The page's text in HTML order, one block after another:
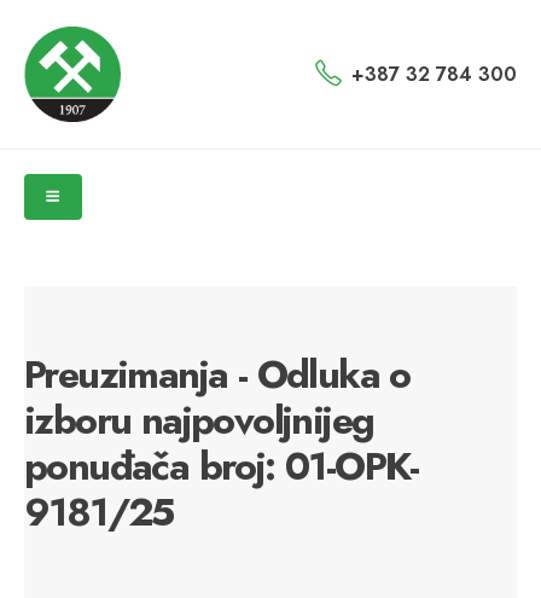
+387 32 784 300
Preuzimanja - Odluka o
izboru najpovoljnijeg
ponuđača broj: 01-OPK-
9181/25